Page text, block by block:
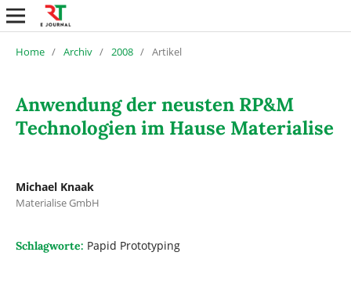
Home / Archiv / 2008 / Artikel
Anwendung der neusten RP&M
Technologien im Hause Materialise
Michael Knaak
Materialise GmbH
Schlagworte: Papid Prototyping